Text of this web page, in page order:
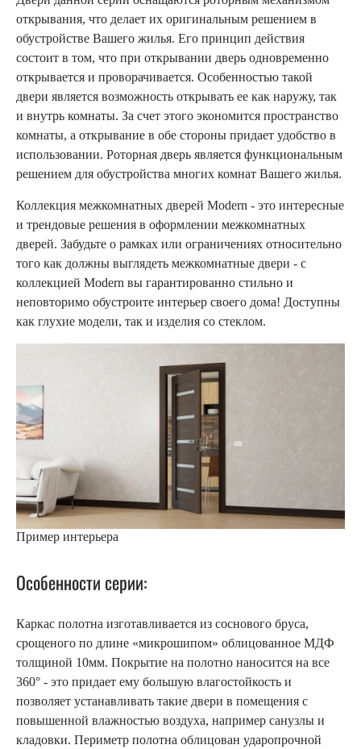
открывания, что делает их оригинальным решением в
обустройстве Вашего жилья. Его принцип действия
состоит в том, что при открывании дверь одновременно
открывается и проворачивается. Особенностью такой
двери является возможность открывать ее как наружу, так
и внутрь комнаты. За счет этого экономится пространство
комнаты, а открывание в обе стороны придает удобство в
использовании. Роторная дверь является функциональным
решением для обустройства многих комнат Вашего жилья.
Коллекция межкомнатных дверей Modern - это интересные
и трендовые решения в оформлении межкомнатных
дверей. Забудьте о рамках или ограничениях относительно
того как должны выглядеть межкомнатные двери - с
коллекцией Modern вы гарантированно стильно и
неповторимо обустроите интерьер своего дома! Доступны
как глухие модели, так и изделия со стеклом.
Пример интерьера
Особенности серии:
Каркас полотна изготавливается из соснового бруса,
срощеного по длине «микрошипом» облицованное МДФ
толщиной 10мм. Покрытие на полотно наносится на все
360° - это придает ему большую влагостойкость и
позволяет устанавливать такие двери в помещения с
повышенной влажностью воздуха, например санузлы и
кладовки. Периметр полотна облицован ударопрочной